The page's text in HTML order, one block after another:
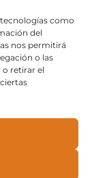
como
del
nos permitirá
o las
o retirar el
de
de